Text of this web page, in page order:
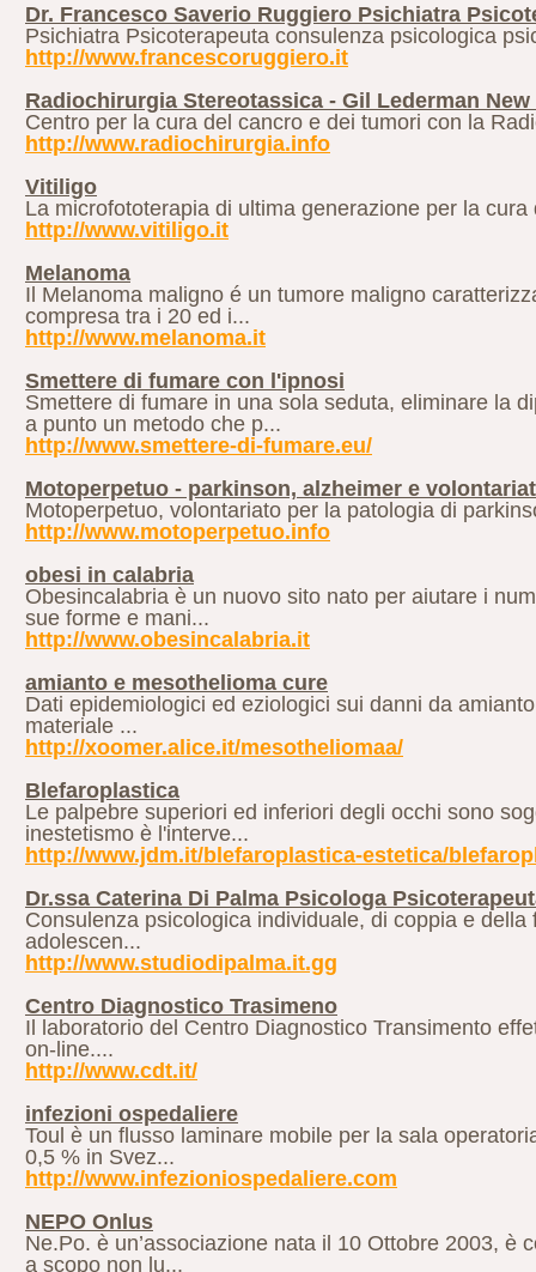
Dr. Francesco Saverio Ruggiero Psichiatra
Psichiatra Psicoterapeuta consulenza psicologica
http://www.francescoruggiero.it
Radiochirurgia Stereotassica - Gil Lederman New
Centro per la cura del cancro e dei tumori con la
http://www.radiochirurgia.info
Vitiligo
La microfototerapia di ultima generazione per la
http://www.vitiligo.it
Melanoma
Il Melanoma maligno é un tumore maligno
compresa tra i 20 ed i...
http://www.melanoma.it
Smettere di fumare con l'ipnosi
Smettere di fumare in una sola seduta, eliminare la
a punto un metodo che p...
http://www.smettere-di-fumare.eu/
Motoperpetuo - parkinson, alzheimer e
Motoperpetuo, volontariato per la patologia di
http://www.motoperpetuo.info
obesi in calabria
Obesincalabria è un nuovo sito nato per aiutare i
sue forme e mani...
http://www.obesincalabria.it
amianto e mesothelioma cure
Dati epidemiologici ed eziologici sui danni da
materiale ...
http://xoomer.alice.it/mesotheliomaa/
Blefaroplastica
Le palpebre superiori ed inferiori degli occhi sono
inestetismo è l'interve...
http://www.jdm.it/blefaroplastica-estetica/
Dr.ssa Caterina Di Palma Psicologa
Consulenza psicologica individuale, di coppia e
adolescen...
http://www.studiodipalma.it.gg
Centro Diagnostico Trasimeno
Il laboratorio del Centro Diagnostico Transimento
on-line....
http://www.cdt.it/
infezioni ospedaliere
Toul è un flusso laminare mobile per la sala
0,5 % in Svez...
http://www.infezioniospedaliere.com
NEPO Onlus
Ne.Po. è un’associazione nata il 10 Ottobre 2003,
a scopo non lu...